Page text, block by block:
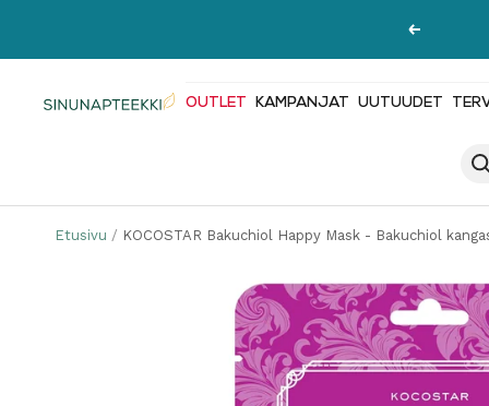
Edellinen
Sinunapteekki.fi OUTLET KAMPANJAT UUTUUDET
Etusivu KOCOSTAR Bakuchiol Happy Mask - Bakuchiol